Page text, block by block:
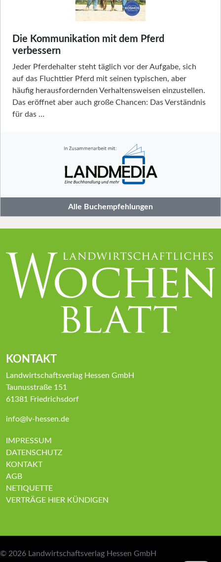
Die Kommunikation mit dem Pferd
verbessern
Jeder Pferdehalter steht täglich vor der Aufgabe, sich
auf das Fluchttier Pferd mit seinen typischen, aber
häufig herausfordernden Verhaltensweisen einzustellen.
Das eröffnet aber auch große Chancen: Das Verständnis
für das …
Alle Buchempfehlungen
KONTAKT
Landwirtschaftsverlag Hessen GmbH
Taunusstraße 151
61381 Friedrichsdorf
info@lv-hessen.de
IMPRESSUM
DATENSCHUTZ
KONTAKT
AGB
NETIQUETTE
VERTRÄGE HIER KÜNDIGEN
© 2026 Landwirtschaftsverlag Hessen GmbH